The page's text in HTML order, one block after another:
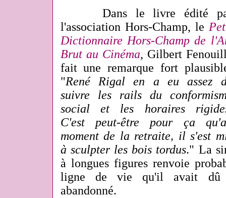
Dans le livre édité
l'association Hors-Champ, le
Dictionnaire Hors-Champ de
Brut au Cinéma, Gilbert
fait une remarque fort
"René Rigal en a eu assez
suivre les rails du
social et les horaires
C'est peut-être pour ça
moment de la retraite, il s'est
à sculpter les bois tordus." La
à longues figures renvoie
ligne de vie qu'il avait dû
abandonné.